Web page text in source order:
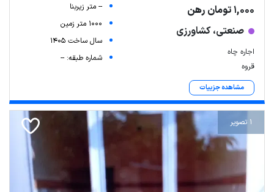
1,000 تومان رهن
صنعتی، کشاورزی
اجاره چاه
قروه
مشاهده جزییات
-- متر زیربنا
1000 متر زمین
سال ساخت 1405
شماره طبقه: --
1 تصویر